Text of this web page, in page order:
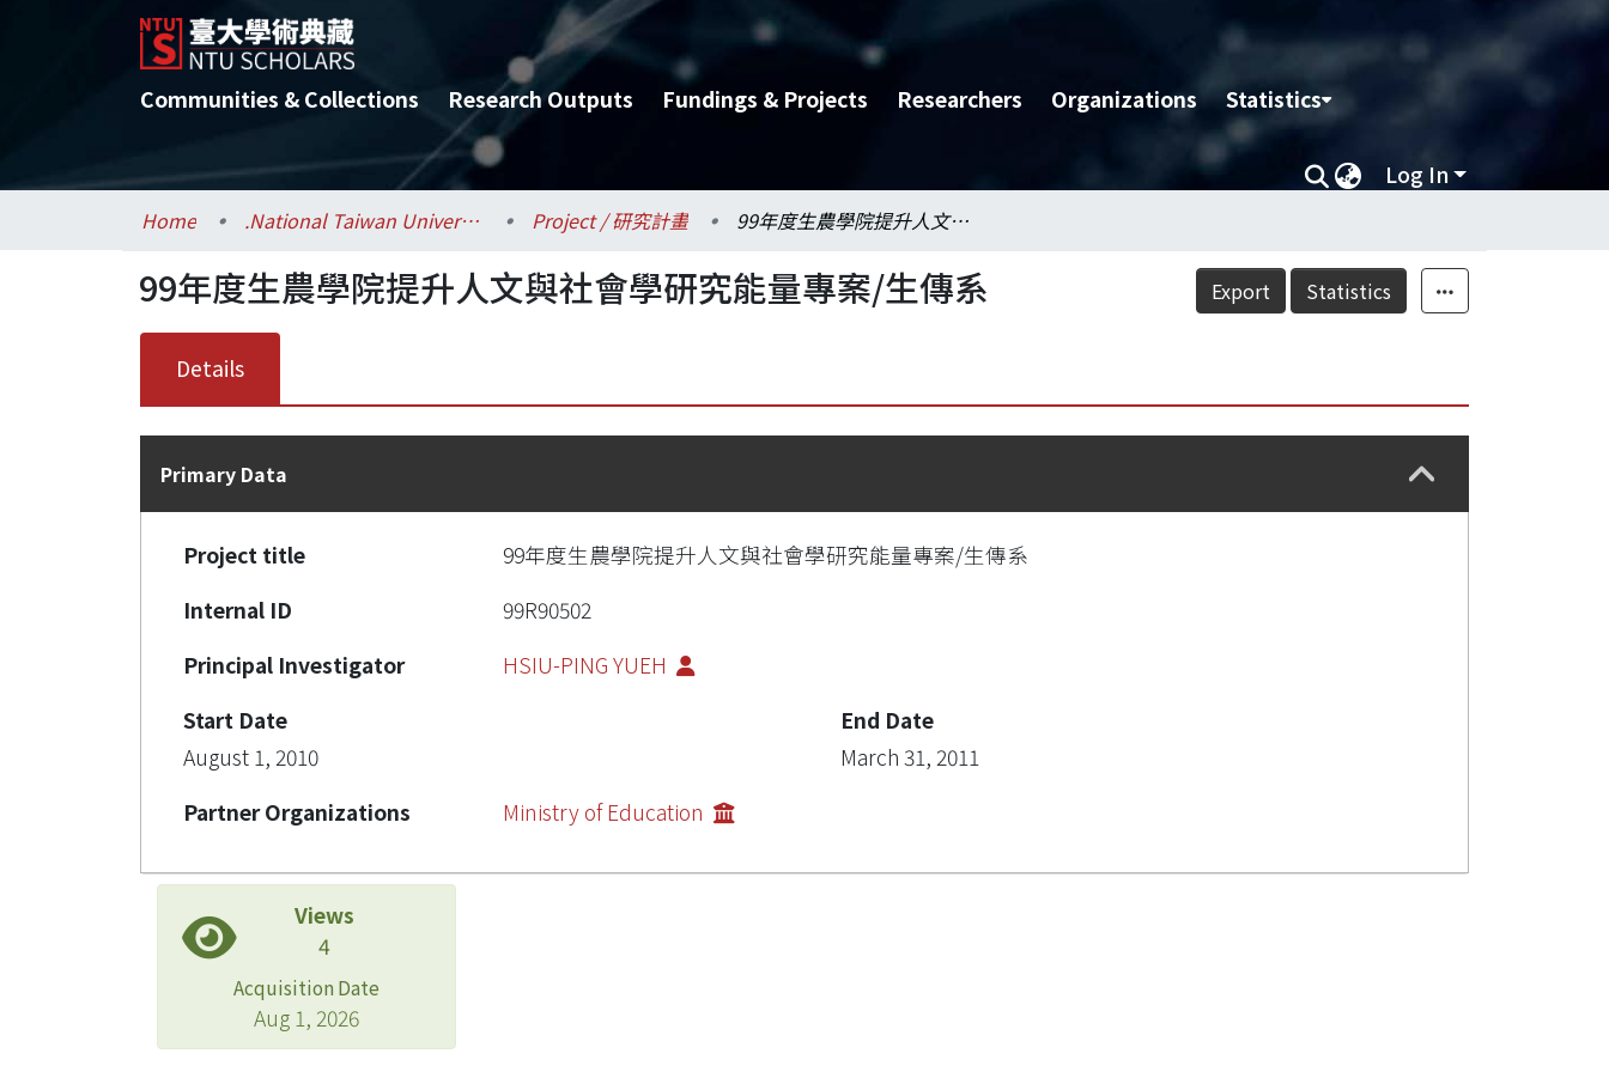
Communities & Collections Research Outputs Fundings & Projects Researchers Organizations Statistics
Log In
Home .National Taiwan University / 國立臺灣大學 Project / 研究計畫 99年度生農學院提升人文與社會學研究能量專案/生傳系
Export Statistics
99年度生農學院提升人文與社會學研究能量專案/生傳系
Details
Primary Data
Project title
99年度生農學院提升人文與社會學研究能量專案/生傳系
Internal ID
99R90502
Principal Investigator
HSIU-PING YUEH
Start Date
August 1, 2010
End Date
March 31, 2011
Partner Organizations
Ministry of Education
Views
4
Acquisition Date
Aug 1, 2026